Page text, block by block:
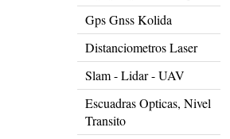
Gps Gnss Kolida
Distanciometros Laser
Slam - Lidar - UAV
Escuadras Opticas, Nivel
Transito